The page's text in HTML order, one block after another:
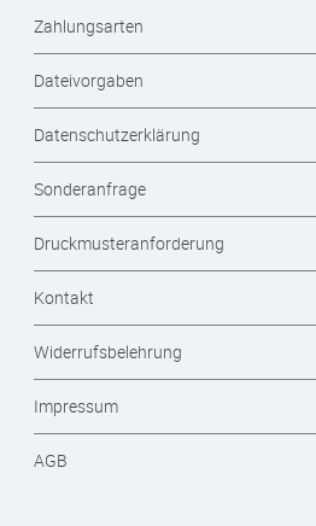
Briefpapier
Briefumschläge
Visitenkarten drucken
Eintrittskarten
Flyer
Layout und Grafikdesign
Plakate
Postkarten
Scheckkartenkalender
Zahlungsarten
Dateivorgaben
Datenschutzerklärung
Sonderanfrage
Druckmusteranforderung
Kontakt
Widerrufsbelehrung
Impressum
AGB